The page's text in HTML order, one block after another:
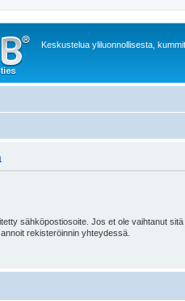
Keskustelua yliluonnollisesta,
sähköpostiosoite. Jos et ole vaihtanut
rekisteröinnin yhteydessä.